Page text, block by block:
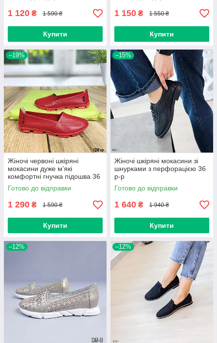
1 120 ₴ 1 590 ₴
Купити
1 150 ₴ 1 550 ₴
Купити
–19%
Жіночі червоні шкіряні
мокасини дуже м’які
комфортні гнучка підошва 36
р-р
Готово до відправки
1 290 ₴ 1 590 ₴
Купити
–15%
Жіночі шкіряні мокасини зі
шнурками з перфорацією 36
р-р
Готово до відправки
1 640 ₴ 1 940 ₴
Купити
–12% –12%